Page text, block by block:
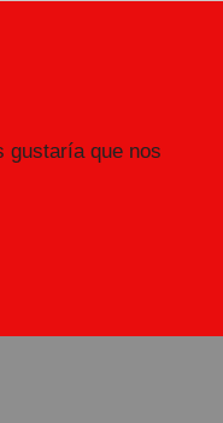
gustaría que nos